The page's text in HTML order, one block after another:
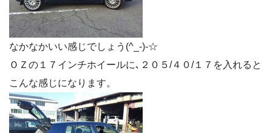
なかなかいい感じでしょう(^_-)-☆
ＯＺの１７インチホイールに､２０５/４０/１７を入れると
こんな感じになります。